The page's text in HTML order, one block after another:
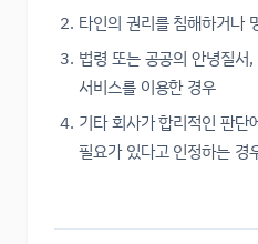
타인의 권리를 침해하거나
법령 또는 공공의 안녕질서
서비스를 이용한 경우
기타 회사가 합리적인 판단
필요가 있다고 인정하는 경